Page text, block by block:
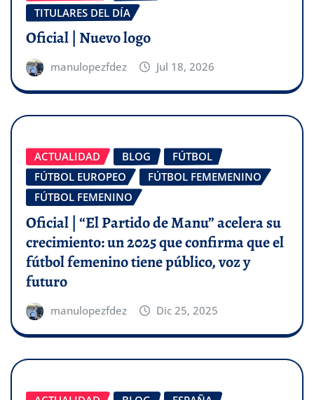
TITULARES DEL DÍA
Oficial | Nuevo logo
manulopezfdez Jul 18, 2026
ACTUALIDAD BLOG
FÚTBOL
FÚTBOL EUROPEO
FÚTBOL FEMEMENINO
FÚTBOL FEMENINO
Oficial | “El Partido de Manu” acelera su
crecimiento: un 2025 que confirma que el
fútbol femenino tiene público, voz y
futuro
manulopezfdez Dic 25, 2025